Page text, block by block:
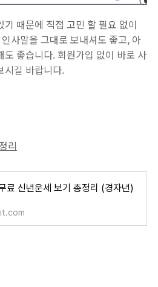
때문에 직접 고민 할 필요 없이
사말을 그대로 보내셔도 좋고, 아
도 좋습니다. 회원가입 없이 바로 사
시길 바랍니다.
리
료 신년운세 보기 총정리 (경자년)